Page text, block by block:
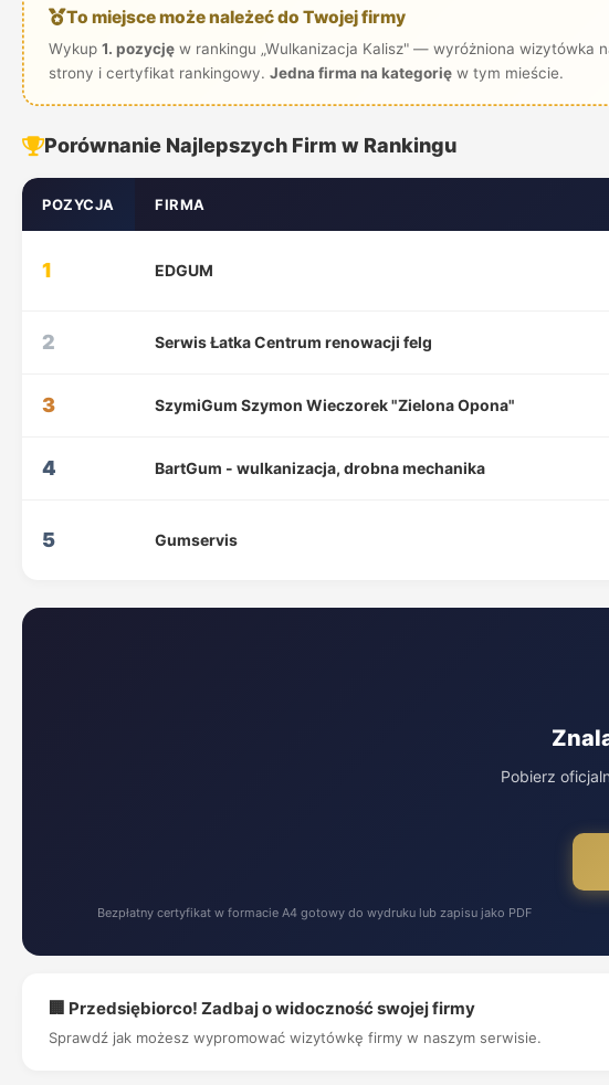
To miejsce może należeć do Twojej firmy
Wykup 1. pozycjęw rankingu „Wulkanizacja Kalisz" — wyróżniona wizytówka
strony i certyfikat rankingowy. Jedna firma na kategorięw tym mieście.
Porównanie Najlepszych Firm w Rankingu
POZYCJA FIRMA
1 EDGUM
2 Serwis Łatka Centrum renowacji felg
3 SzymiGum Szymon Wieczorek "Zielona Opona"
4 BartGum - wulkanizacja, drobna mechanika
5 Gumservis
Pobierz
Bezpłatny certyfikat w formacie A4 gotowy do wydruku lub zapisu jako PDF
🏢 Przedsiębiorco! Zadbaj o widoczność swojej firmy
Sprawdź jak możesz wypromować wizytówkę firmy w naszym serwisie.